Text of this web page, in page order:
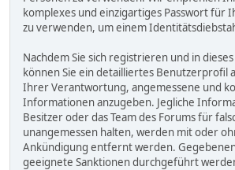
komplexes und einzigartiges Passwort für
zu verwenden, um einem
Nachdem Sie sich registrieren und in
können Sie ein detailliertes Benutzerprofil
Ihrer Verantwortung, angemessene und
Informationen anzugeben. Jegliche
Besitzer oder das Team des Forums für
unangemessen halten, werden mit oder
Ankündigung entfernt werden.
geeignete Sanktionen durchgeführt